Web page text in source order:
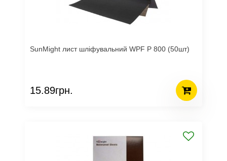
SunMight лист шліфувальний WPF P 800 (50шт)
15.89грн.